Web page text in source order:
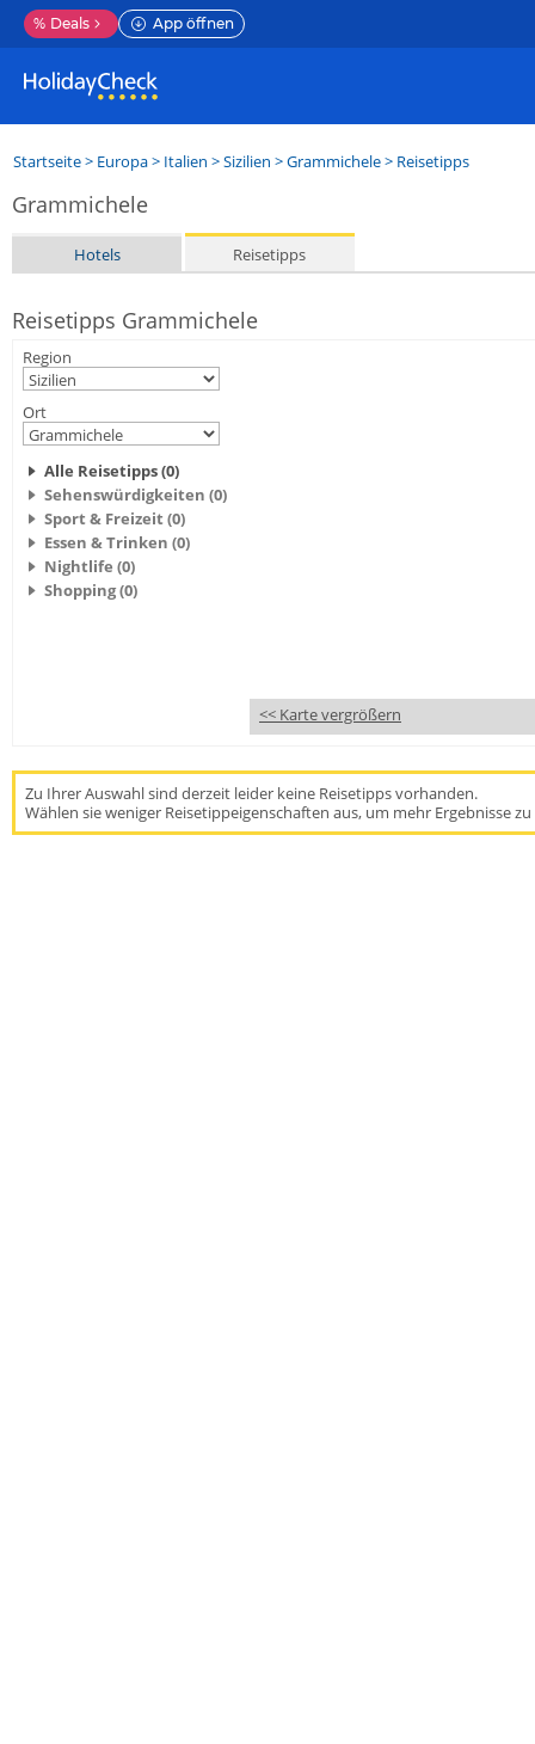
% Deals App öffnen
Startseite> Europa> Italien >Sizilien >Grammichele> Reisetipps
Grammichele
Hotels Reisetipps
Reisetipps Grammichele
Region
Ort
Alle Reisetipps (0)
Sehenswürdigkeiten (0)
Sport & Freizeit (0)
Essen & Trinken (0)
Nightlife (0)
Shopping (0)
<< Karte vergrößern
Zu Ihrer Auswahl sind derzeit leider keine Reisetipps vorhanden.
Wählen sie weniger Reisetippeigenschaften aus, um mehr Ergebnisse